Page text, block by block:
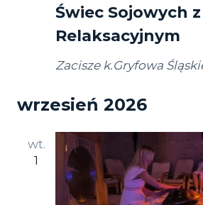
Świec Sojowych
Relaksacyjnym
Zacisze k.Gryfowa
wrzesień 2026
wt.
1